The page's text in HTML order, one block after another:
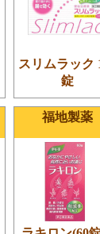
スリムラック
錠
福地製薬